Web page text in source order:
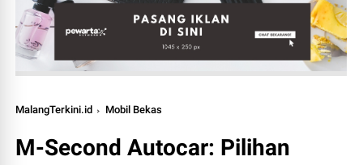
MalangTerkini.id Mobil Bekas
M-Second Autocar: Pilihan